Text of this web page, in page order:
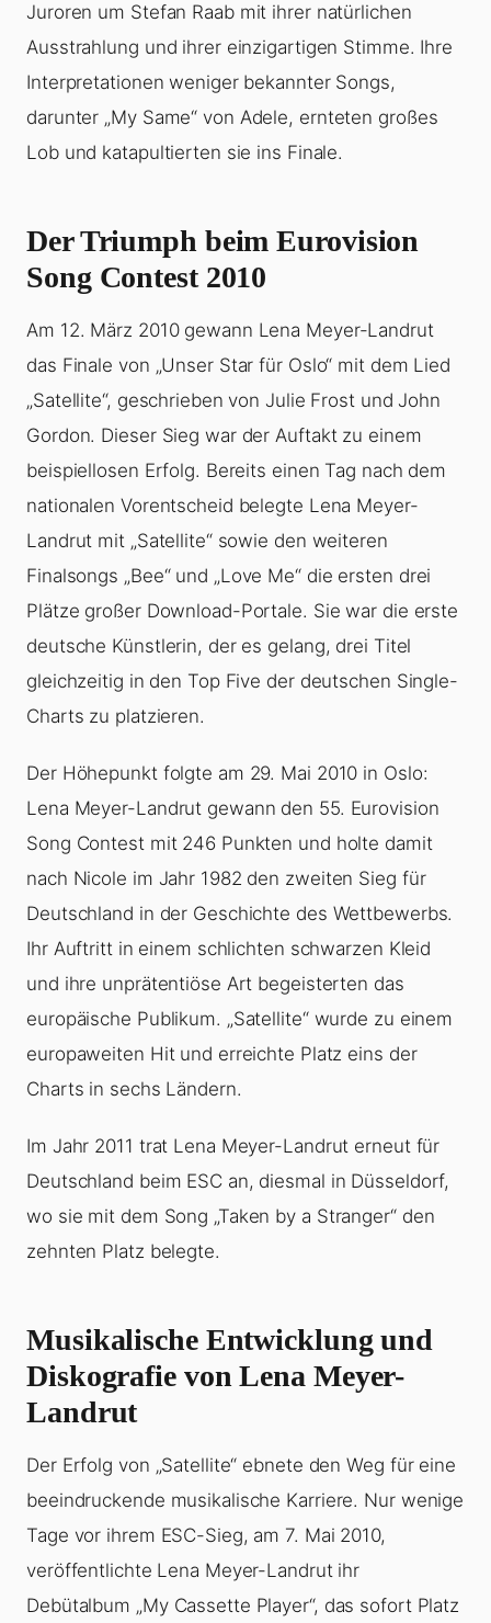
Juroren um Stefan Raab mit ihrer natürlichen
Ausstrahlung und ihrer einzigartigen Stimme. Ihre
Interpretationen weniger bekannter Songs,
darunter „My Same“ von Adele, ernteten großes
Lob und katapultierten sie ins Finale.
Der Triumph beim Eurovision
Song Contest 2010
Am 12. März 2010 gewann Lena Meyer-Landrut
das Finale von „Unser Star für Oslo“ mit dem Lied
„Satellite“, geschrieben von Julie Frost und John
Gordon. Dieser Sieg war der Auftakt zu einem
beispiellosen Erfolg. Bereits einen Tag nach dem
nationalen Vorentscheid belegte Lena Meyer-
Landrut mit „Satellite“ sowie den weiteren
Finalsongs „Bee“ und „Love Me“ die ersten drei
Plätze großer Download-Portale. Sie war die erste
deutsche Künstlerin, der es gelang, drei Titel
gleichzeitig in den Top Five der deutschen Single-
Charts zu platzieren.
Der Höhepunkt folgte am 29. Mai 2010 in Oslo:
Lena Meyer-Landrut gewann den 55. Eurovision
Song Contest mit 246 Punkten und holte damit
nach Nicole im Jahr 1982 den zweiten Sieg für
Deutschland in der Geschichte des Wettbewerbs.
Ihr Auftritt in einem schlichten schwarzen Kleid
und ihre unprätentiöse Art begeisterten das
europäische Publikum. „Satellite“ wurde zu einem
europaweiten Hit und erreichte Platz eins der
Charts in sechs Ländern.
Im Jahr 2011 trat Lena Meyer-Landrut erneut für
Deutschland beim ESC an, diesmal in Düsseldorf,
wo sie mit dem Song „Taken by a Stranger“ den
zehnten Platz belegte.
Musikalische Entwicklung und
Diskografie von Lena Meyer-
Landrut
Der Erfolg von „Satellite“ ebnete den Weg für eine
beeindruckende musikalische Karriere. Nur wenige
Tage vor ihrem ESC-Sieg, am 7. Mai 2010,
veröffentlichte Lena Meyer-Landrut ihr
Debütalbum „My Cassette Player“, das sofort Platz